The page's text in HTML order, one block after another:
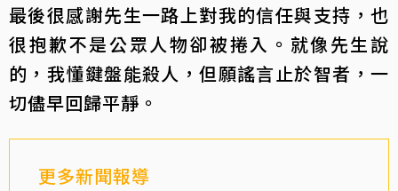
最後很感謝先生一路上對我的信任與支持，也
很抱歉不是公眾人物卻被捲入。就像先生說
的，我懂鍵盤能殺人，但願謠言止於智者，一
切儘早回歸平靜。
更多新聞報導